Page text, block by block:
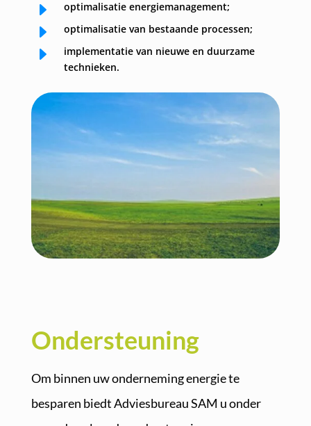
E optimalisatie energiemanagement;
E optimalisatie van bestaande processen;
E
implementatie van nieuwe en duurzame
technieken.
Ondersteuning
Om binnen uw onderneming energie te
besparen biedt Adviesbureau SAM u onder